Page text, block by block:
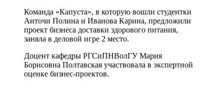
Команда «Капуста», в которую вошли студентки
Анточи Полина и Иванова Карина, предложили
проект бизнеса доставки здорового питания,
заняла в деловой игре 2 место.
Доцент кафедры РГСиПНВолГУ Мария
Борисовна Полтавская участвовала в экспертной
оценке бизнес-проектов.